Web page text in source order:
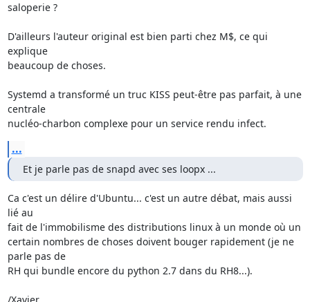
saloperie ?
D'ailleurs l'auteur original est bien parti chez M$, ce qui
explique
beaucoup de choses.
Systemd a transformé un truc KISS peut-être pas parfait, à une
centrale
nucléo-charbon complexe pour un service rendu infect.
...
Et je parle pas de snapd avec ses loopx ...
Ca c'est un délire d'Ubuntu... c'est un autre débat, mais aussi
lié au
fait de l'immobilisme des distributions linux à un monde où un
certain nombres de choses doivent bouger rapidement (je ne
parle pas de
RH qui bundle encore du python 2.7 dans du RH8...).